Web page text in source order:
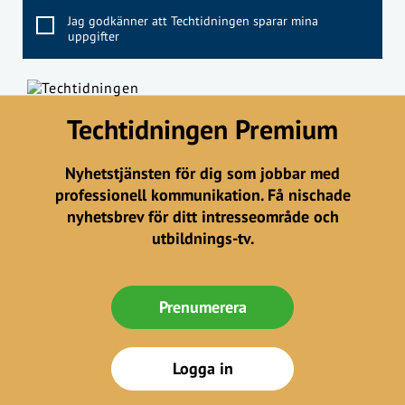
Jag godkänner att Techtidningen sparar mina
uppgifter
Techtidningen Premium
Nyhetstjänsten för dig som jobbar med
professionell kommunikation. Få nischade
nyhetsbrev för ditt intresseområde och
utbildnings-tv.
Prenumerera
Logga in